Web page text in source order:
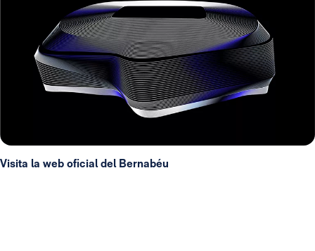
Visita la web oficial del Bernabéu